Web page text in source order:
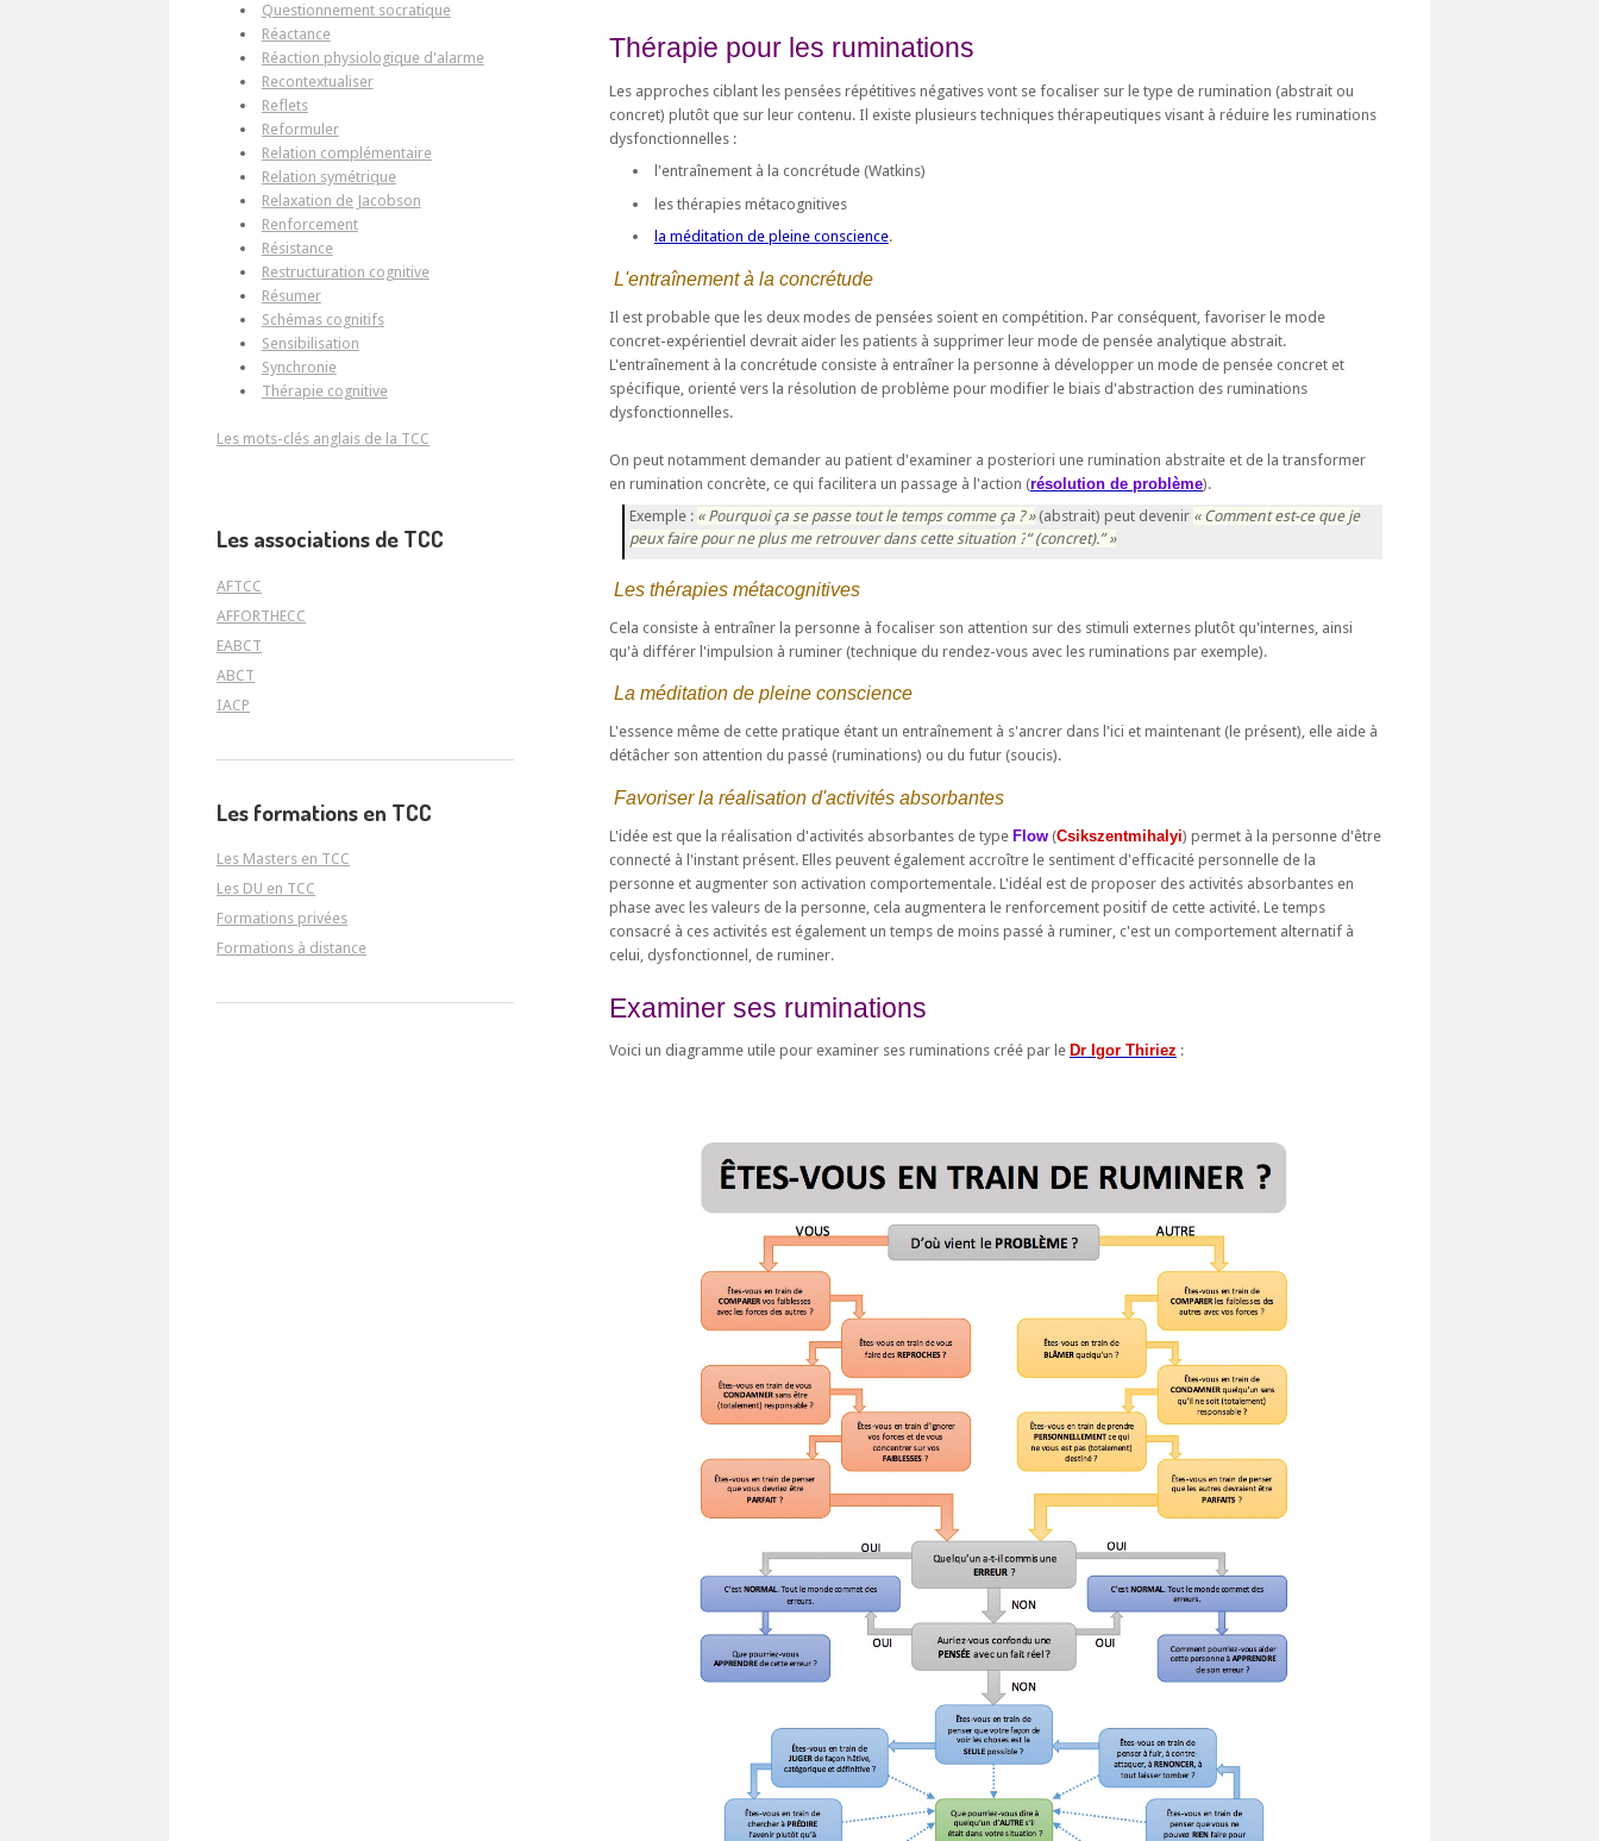
Thérapie pour les ruminations
Les approches ciblant les pensées répétitives négatives vont se focaliser sur le type de rumination (abstrait ou
concret) plutôt que sur leur contenu. Il existe plusieurs techniques thérapeutiques visant à réduire les ruminations
dysfonctionnelles :
l'entraînement à la concrétude (Watkins)
les thérapies métacognitives
la méditation de pleine conscience.
L'entraînement à la concrétude
Il est probable que les deux modes de pensées soient en compétition. Par conséquent, favoriser le mode
concret-expérientiel devrait aider les patients à supprimer leur mode de pensée analytique abstrait.
L'entraînement à la concrétude consiste à entraîner la personne à développer un mode de pensée concret et
spécifique, orienté vers la résolution de problème pour modifier le biais d'abstraction des ruminations
dysfonctionnelles.
On peut notamment demander au patient d'examiner a posteriori une rumination abstraite et de la transformer
en rumination concrète, ce qui facilitera un passage à l'action (résolution de problème).
Pourquoi ça se passe tout le temps comme ça ? (abstrait) peut devenir
Comment est-ce que je
peux faire pour ne plus me retrouver dans cette situation ? (concret).
Les thérapies métacognitives
Cela consiste à entraîner la personne à focaliser son attention sur des stimuli externes plutôt qu'internes, ainsi
qu'à différer l'impulsion à ruminer (technique du rendez-vous avec les ruminations par exemple).
La méditation de pleine conscience
L'essence même de cette pratique étant un entraînement à s'ancrer dans l'ici et maintenant (le présent), elle aide à
détâcher son attention du passé (ruminations) ou du futur (soucis).
Favoriser la réalisation d'activités absorbantes
L'idée est que la réalisation d'activités absorbantes de type Flow (Csikszentmihalyi) permet à la personne d'être
connecté à l'instant présent. Elles peuvent également accroître le sentiment d'efficacité personnelle de la
personne et augmenter son activation comportementale. L'idéal est de proposer des activités absorbantes en
phase avec les valeurs de la personne, cela augmentera le renforcement positif de cette activité. Le temps
consacré à ces activités est également un temps de moins passé à ruminer, c'est un comportement alternatif à
celui, dysfonctionnel, de ruminer.
Examiner ses ruminations
Voici un diagramme utile pour examiner ses ruminations créé par le Dr Igor Thiriez :
Questionnement socratique
Réactance
Réaction physiologique d'alarme
Recontextualiser
Reflets
Reformuler
Relation complémentaire
Relation symétrique
Relaxation de Jacobson
Renforcement
Résistance
Restructuration cognitive
Résumer
Schémas cognitifs
Sensibilisation
Synchronie
Thérapie cognitive
Les mots-clés anglais de la TCC
Les associations de TCC
AFTCC
AFFORTHECC
EABCT
ABCT
IACP
Les formations en TCC
Les Masters en TCC
Les DU en TCC
Formations privées
Formations à distance